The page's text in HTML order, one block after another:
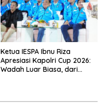
Ketua IESPA Ibnu Riza
Apresiasi Kapolri Cup 2026:
Wadah Luar Biasa, dari